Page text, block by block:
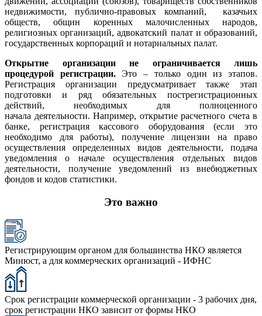
недвижимости, публично-правовых компаний, казачьих
обществ, общин коренных малочисленных народов,
религиозных организаций, адвокатский палат и образований,
государственных корпораций и нотариальных палат.
Открытие организации не ограничивается лишь
процедурой регистрации.Это – только один из этапов.
Регистрация организации предусматривает также этап
подготовки и ряд обязательных пострегистрационных
действий, необходимых для полноценного
начала деятельности. Например, открытие расчетного счета в
банке, регистрация кассового оборудования (если это
необходимо для работы), получение лицензии на право
осуществления определенных видов деятельности, подача
уведомления о начале осуществления отдельных видов
деятельности, получение уведомлений из внебюджетных
фондов и кодов статистики.
Это важно
Регистрирующим органом для большинства НКО является
Минюст, а для коммерческих организаций - ИФНС
Срок регистрации коммерческой организации - 3 рабочих дня,
срок регистрации НКО зависит от формы НКО